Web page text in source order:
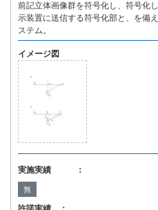
前記立体画像群を符号化し、符号化
示装置に送信する符号化部と、を備
ステム。
イメージ図
実施実績 ：
無